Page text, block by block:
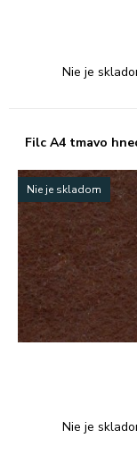
Nie je
Filc A4 tmavo
Nie je skladom
Nie je